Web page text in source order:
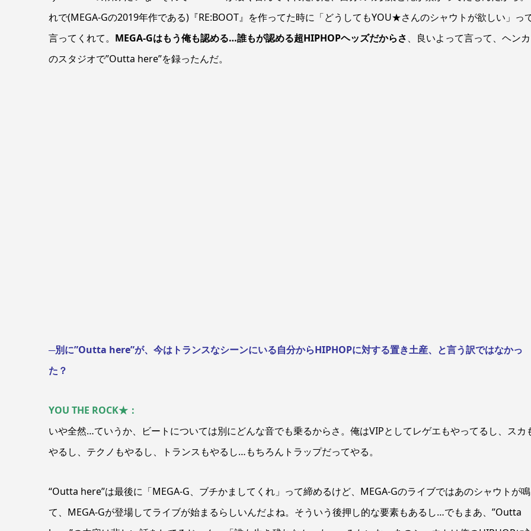
れで(MEGA-Gの2019年作である)『RE:BOOT』を作ってた時に「どうしてもYOU★さんのシャウトが欲しい」っ
言ってくれて。 MEGA-Gはもう俺も認める…誰もが認める超HIPHOPヘッズだからさ、良いよって言って、ヘン
のスタジオで”Outta here”を録ったんだ。
─別に”Outta here”が、今はトランスなシーンにいる自分からHIPHOPに対する置き土産、と言う訳ではなかっ
た？
YOU THE ROCK★：
いや全然…ていうか、ビートについては別にどんな音でも乗るからさ。俺はVIPとしてレゲエもやってるし、スカ
やるし、テクノもやるし、トランスもやるし…もちろんトラップだってやる。
“Outta here”は最後に「MEGA-G、ブチかましてくれ」って締めるけど、MEGA-Gのライブではあのシャウトが
て、MEGA-Gが登場してライブが始まるらしいんだよね。そういう後押し的な要素もあるし…でもまあ、”Outta